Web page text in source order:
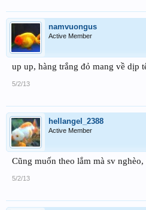
namvuongus
Active Member
up up, hàng trắng đỏ mang về dịp
5/2/13
hellangel_2388
Active Member
Cũng muốn theo lắm mà sv
5/2/13